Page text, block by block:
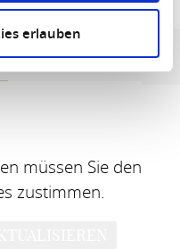
erlauben
Uitrusting en kenmerken
müssen Sie den
zustimmen.